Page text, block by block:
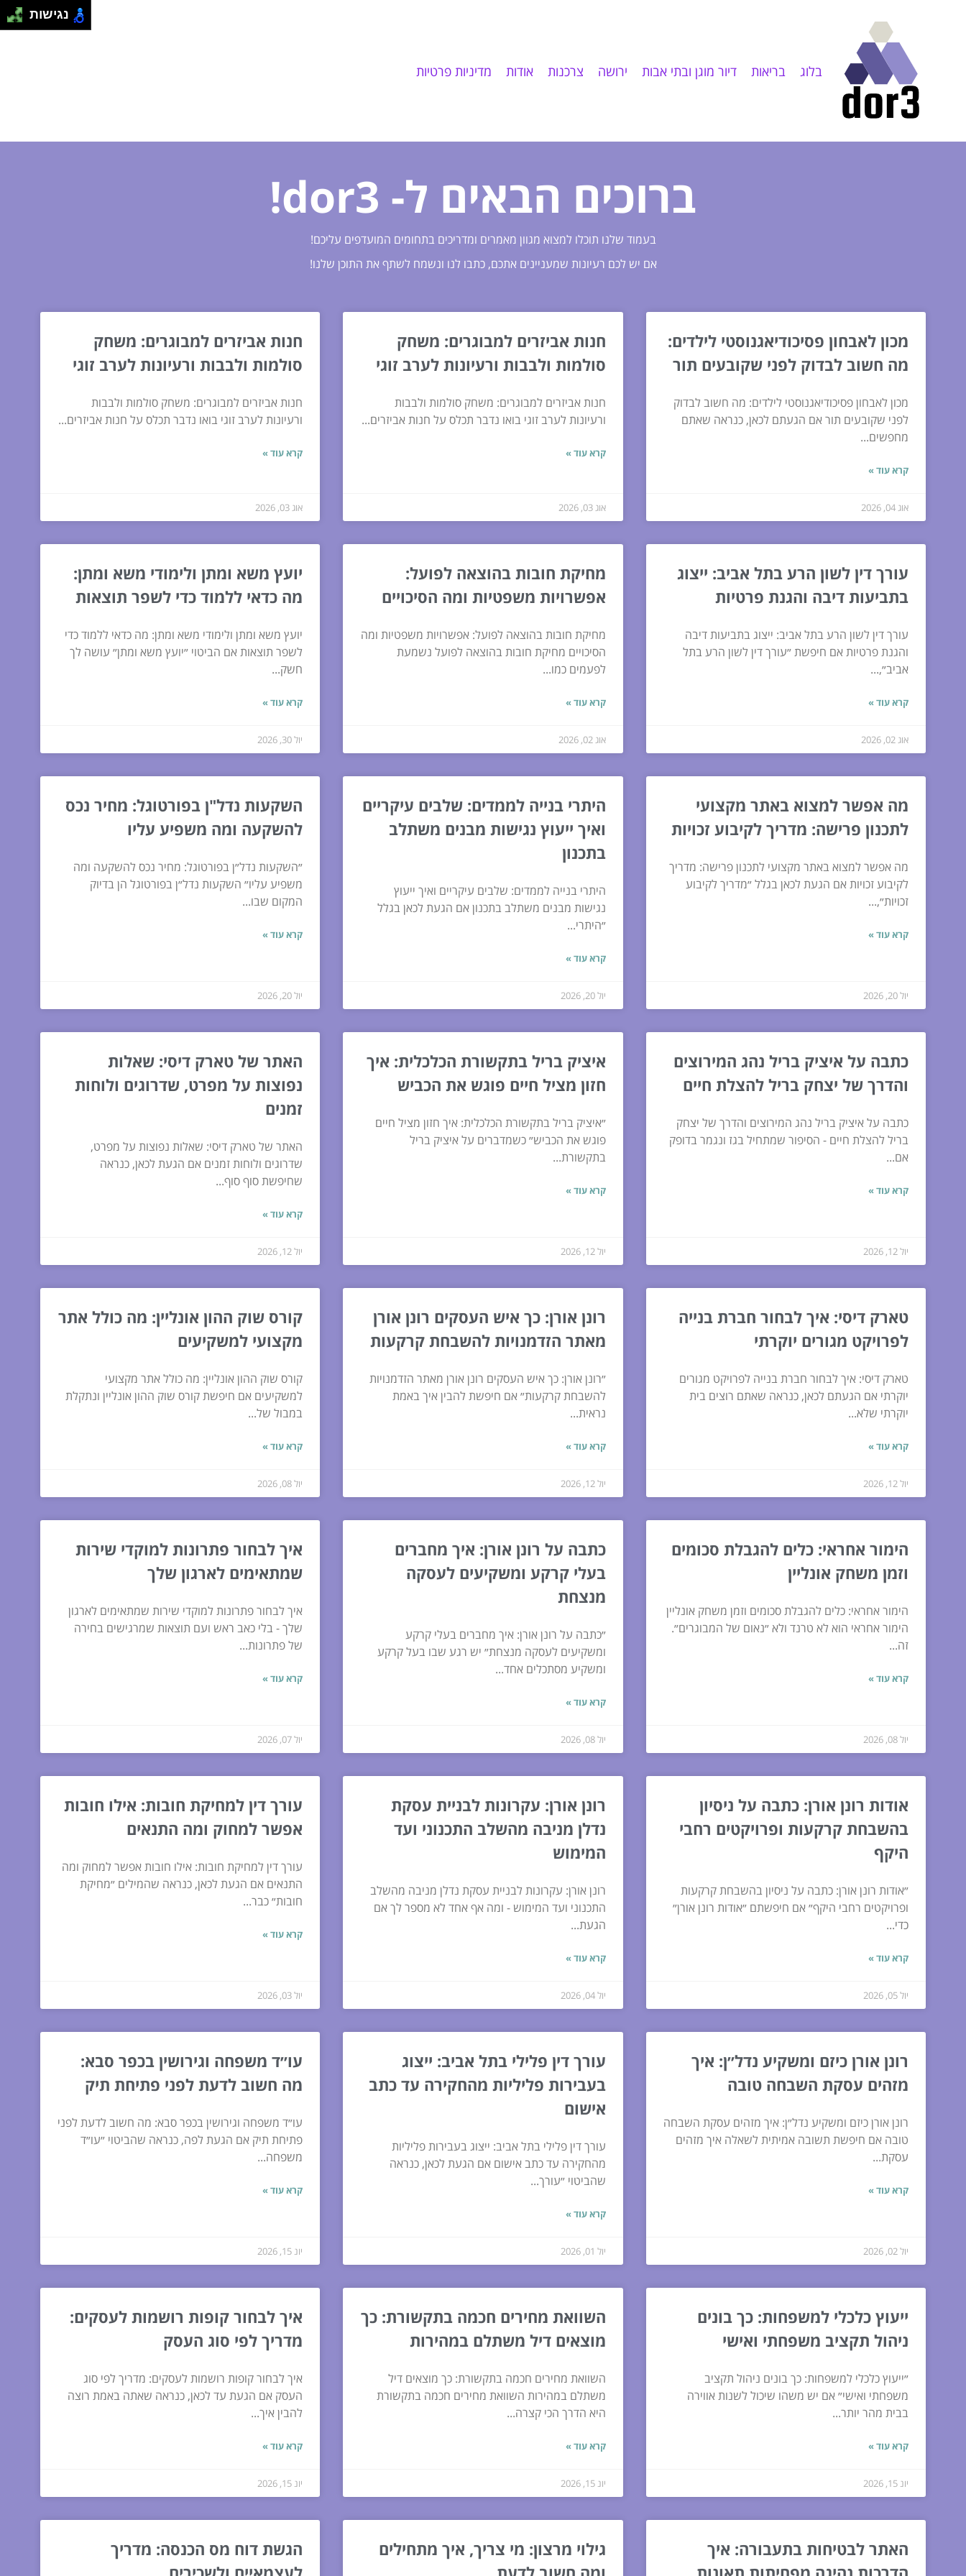
בלוג בריאות דיור מוגן ובתי אבות ירושה צרכנות אודות מדיניות פרטיות
ברוכים הבאים ל- dor3!
בעמוד שלנו תוכלו למצוא מגוון מאמרים ומדריכים בתחומים המועדפים עליכם!
אם יש לכם רעיונות שמעניינים אתכם, כתבו לנו ונשמח לשתף את התוכן שלנו!
מכון לאבחון פסיכודיאגנוסטי לילדים:
מה חשוב לבדוק לפני שקובעים תור
מכון לאבחון פסיכודיאגנוסטי לילדים: מה חשוב לבדוק
לפני שקובעים תור אם הגעתם לכאן, כנראה שאתם
מחפשים...
קרא עוד »
אוג 04, 2026
חנות אביזרים למבוגרים: משחק
סולמות ולבבות ורעיונות לערב זוגי
חנות אביזרים למבוגרים: משחק סולמות ולבבות
ורעיונות לערב זוגי בואו נדבר תכלס על חנות אביזרים...
קרא עוד »
אוג 03, 2026
חנות אביזרים למבוגרים: משחק
סולמות ולבבות ורעיונות לערב זוגי
חנות אביזרים למבוגרים: משחק סולמות ולבבות
ורעיונות לערב זוגי בואו נדבר תכלס על חנות אביזרים...
קרא עוד »
אוג 03, 2026
עורך דין לשון הרע בתל אביב: ייצוג
בתביעות דיבה והגנת פרטיות
עורך דין לשון הרע בתל אביב: ייצוג בתביעות דיבה
והגנת פרטיות אם חיפשת ״עורך דין לשון הרע בתל
אביב״,...
קרא עוד »
אוג 02, 2026
מחיקת חובות בהוצאה לפועל:
אפשרויות משפטיות ומה הסיכויים
מחיקת חובות בהוצאה לפועל: אפשרויות משפטיות ומה
הסיכויים מחיקת חובות בהוצאה לפועל נשמעת
לפעמים כמו...
קרא עוד »
אוג 02, 2026
יועץ משא ומתן ולימודי משא ומתן:
מה כדאי ללמוד כדי לשפר תוצאות
יועץ משא ומתן ולימודי משא ומתן: מה כדאי ללמוד כדי
לשפר תוצאות אם הביטוי ״יועץ משא ומתן״ עושה לך
חשק...
קרא עוד »
יול 30, 2026
מה אפשר למצוא באתר מקצועי
לתכנון פרישה: מדריך לקיבוע זכויות
מה אפשר למצוא באתר מקצועי לתכנון פרישה: מדריך
לקיבוע זכויות אם הגעת לכאן בגלל ״מדריך לקיבוע
זכויות״,...
קרא עוד »
יול 20, 2026
היתרי בנייה לממדים: שלבים עיקריים
ואיך ייעוץ נגישות מבנים משתלב
בתכנון
היתרי בנייה לממדים: שלבים עיקריים ואיך ייעוץ
נגישות מבנים משתלב בתכנון אם הגעת לכאן בגלל
״היתרי...
קרא עוד »
יול 20, 2026
השקעות נדל"ן בפורטוגל: מחיר נכס
להשקעה ומה משפיע עליו
״השקעות נדל״ן בפורטוגל: מחיר נכס להשקעה ומה
משפיע עליו״ השקעות נדל״ן בפורטוגל הן בדיוק
המקום שבו...
קרא עוד »
יול 20, 2026
כתבה על איציק בריל נהג המירוצים
והדרך של יצחק בריל להצלת חיים
כתבה על איציק בריל נהג המירוצים והדרך של יצחק
בריל להצלת חיים - הסיפור שמתחיל בגז ונגמר בדופק
אם...
קרא עוד »
יול 12, 2026
איציק בריל בתקשורת הכלכלית: איך
חזון מציל חיים פוגש את הכביש
״איציק בריל בתקשורת הכלכלית: איך חזון מציל חיים
פוגש את הכביש״ כשמדברים על איציק בריל
בתקשורת...
קרא עוד »
יול 12, 2026
האתר של טארק דיסי: שאלות
נפוצות על מפרט, שדרוגים ולוחות
זמנים
האתר של טארק דיסי: שאלות נפוצות על מפרט,
שדרוגים ולוחות זמנים אם הגעת לכאן, כנראה
שחיפשת סוף סוף...
קרא עוד »
יול 12, 2026
טארק דיסי: איך לבחור חברת בנייה
לפרויקט מגורים יוקרתי
טארק דיסי: איך לבחור חברת בנייה לפרויקט מגורים
יוקרתי אם הגעתם לכאן, כנראה שאתם רוצים בית
יוקרתי שלא...
קרא עוד »
יול 12, 2026
רונן אורן: כך איש העסקים רונן אורן
מאתר הזדמנויות להשבחת קרקעות
״רונן אורן: כך איש העסקים רונן אורן מאתר הזדמנויות
להשבחת קרקעות״ אם חיפשת להבין איך באמת
נראית...
קרא עוד »
יול 12, 2026
קורס שוק ההון אונליין: מה כולל אתר
מקצועי למשקיעים
קורס שוק ההון אונליין: מה כולל אתר מקצועי
למשקיעים אם חיפשת קורס שוק ההון אונליין ונתקלת
במבול של...
קרא עוד »
יול 08, 2026
הימור אחראי: כלים להגבלת סכומים
וזמן משחק אונליין
הימור אחראי: כלים להגבלת סכומים וזמן משחק אונליין
הימור אחראי הוא לא טרנד ולא ״נאום של המבוגרים״.
זה...
קרא עוד »
יול 08, 2026
כתבה על רונן אורן: איך מחברים
בעלי קרקע ומשקיעים לעסקה
מנצחת
״כתבה על רונן אורן: איך מחברים בעלי קרקע
ומשקיעים לעסקה מנצחת״ יש רגע שבו בעל קרקע
ומשקיע מסתכלים אחד...
קרא עוד »
יול 08, 2026
איך לבחור פתרונות למוקדי שירות
שמתאימים לארגון שלך
איך לבחור פתרונות למוקדי שירות שמתאימים לארגון
שלך - בלי כאב ראש ועם תוצאות שמרגישים בחירה
של פתרונות...
קרא עוד »
יול 07, 2026
אודות רונן אורן: כתבה על ניסיון
בהשבחת קרקעות ופרויקטים רחבי
היקף
״אודות רונן אורן: כתבה על ניסיון בהשבחת קרקעות
ופרויקטים רחבי היקף״ אם חיפשתם ״אודות רונן אורן״
כדי...
קרא עוד »
יול 05, 2026
רונן אורן: עקרונות לבניית עסקת
נדלן מניבה מהשלב התכנוני ועד
המימוש
רונן אורן: עקרונות לבניית עסקת נדלן מניבה מהשלב
התכנוני ועד המימוש - ומה אף אחד לא מספר לך אם
הגעת...
קרא עוד »
יול 04, 2026
עורך דין למחיקת חובות: אילו חובות
אפשר למחוק ומה התנאים
עורך דין למחיקת חובות: אילו חובות אפשר למחוק ומה
התנאים אם הגעת לכאן, כנראה שהמילים ״מחיקת
חובות״ כבר...
קרא עוד »
יול 03, 2026
רונן אורן כיזם ומשקיע נדל״ן: איך
מזהים עסקת השבחה טובה
רונן אורן כיזם ומשקיע נדל״ן: איך מזהים עסקת השבחה
טובה אם חיפשת תשובה אמיתית לשאלה איך מזהים
עסקת...
קרא עוד »
יול 02, 2026
עורך דין פלילי בתל אביב: ייצוג
בעבירות פליליות מהחקירה עד כתב
אישום
עורך דין פלילי בתל אביב: ייצוג בעבירות פליליות
מהחקירה עד כתב אישום אם הגעת לכאן, כנראה
שהביטוי ״עורך...
קרא עוד »
יול 01, 2026
עו״ד משפחה וגירושין בכפר סבא:
מה חשוב לדעת לפני פתיחת תיק
עו״ד משפחה וגירושין בכפר סבא: מה חשוב לדעת לפני
פתיחת תיק אם הגעת לפה, כנראה שהביטוי ״עו״ד
משפחה...
קרא עוד »
יונ 15, 2026
ייעוץ כלכלי למשפחות: כך בונים
ניהול תקציב משפחתי ואישי
״ייעוץ כלכלי למשפחות: כך בונים ניהול תקציב
משפחתי ואישי״ אם יש משהו שיכול לשנות אווירה
בבית מהר יותר...
קרא עוד »
יונ 15, 2026
השוואת מחירים חכמה בתקשורת: כך
מוצאים דיל משתלם במהירות
השוואת מחירים חכמה בתקשורת: כך מוצאים דיל
משתלם במהירות השוואת מחירים חכמה בתקשורת
היא הדרך הכי קצרה...
קרא עוד »
יונ 15, 2026
איך לבחור קופות רושמות לעסקים:
מדריך לפי סוג העסק
איך לבחור קופות רושמות לעסקים: מדריך לפי סוג
העסק אם הגעת עד לכאן, כנראה שאתה באמת רוצה
להבין איך...
קרא עוד »
יונ 15, 2026
האתר לבטיחות בתעבורה: איך
גילוי מרצון: מי צריך, איך מתחילים
הגשת דוח מס הכנסה: מדריך
נגישות